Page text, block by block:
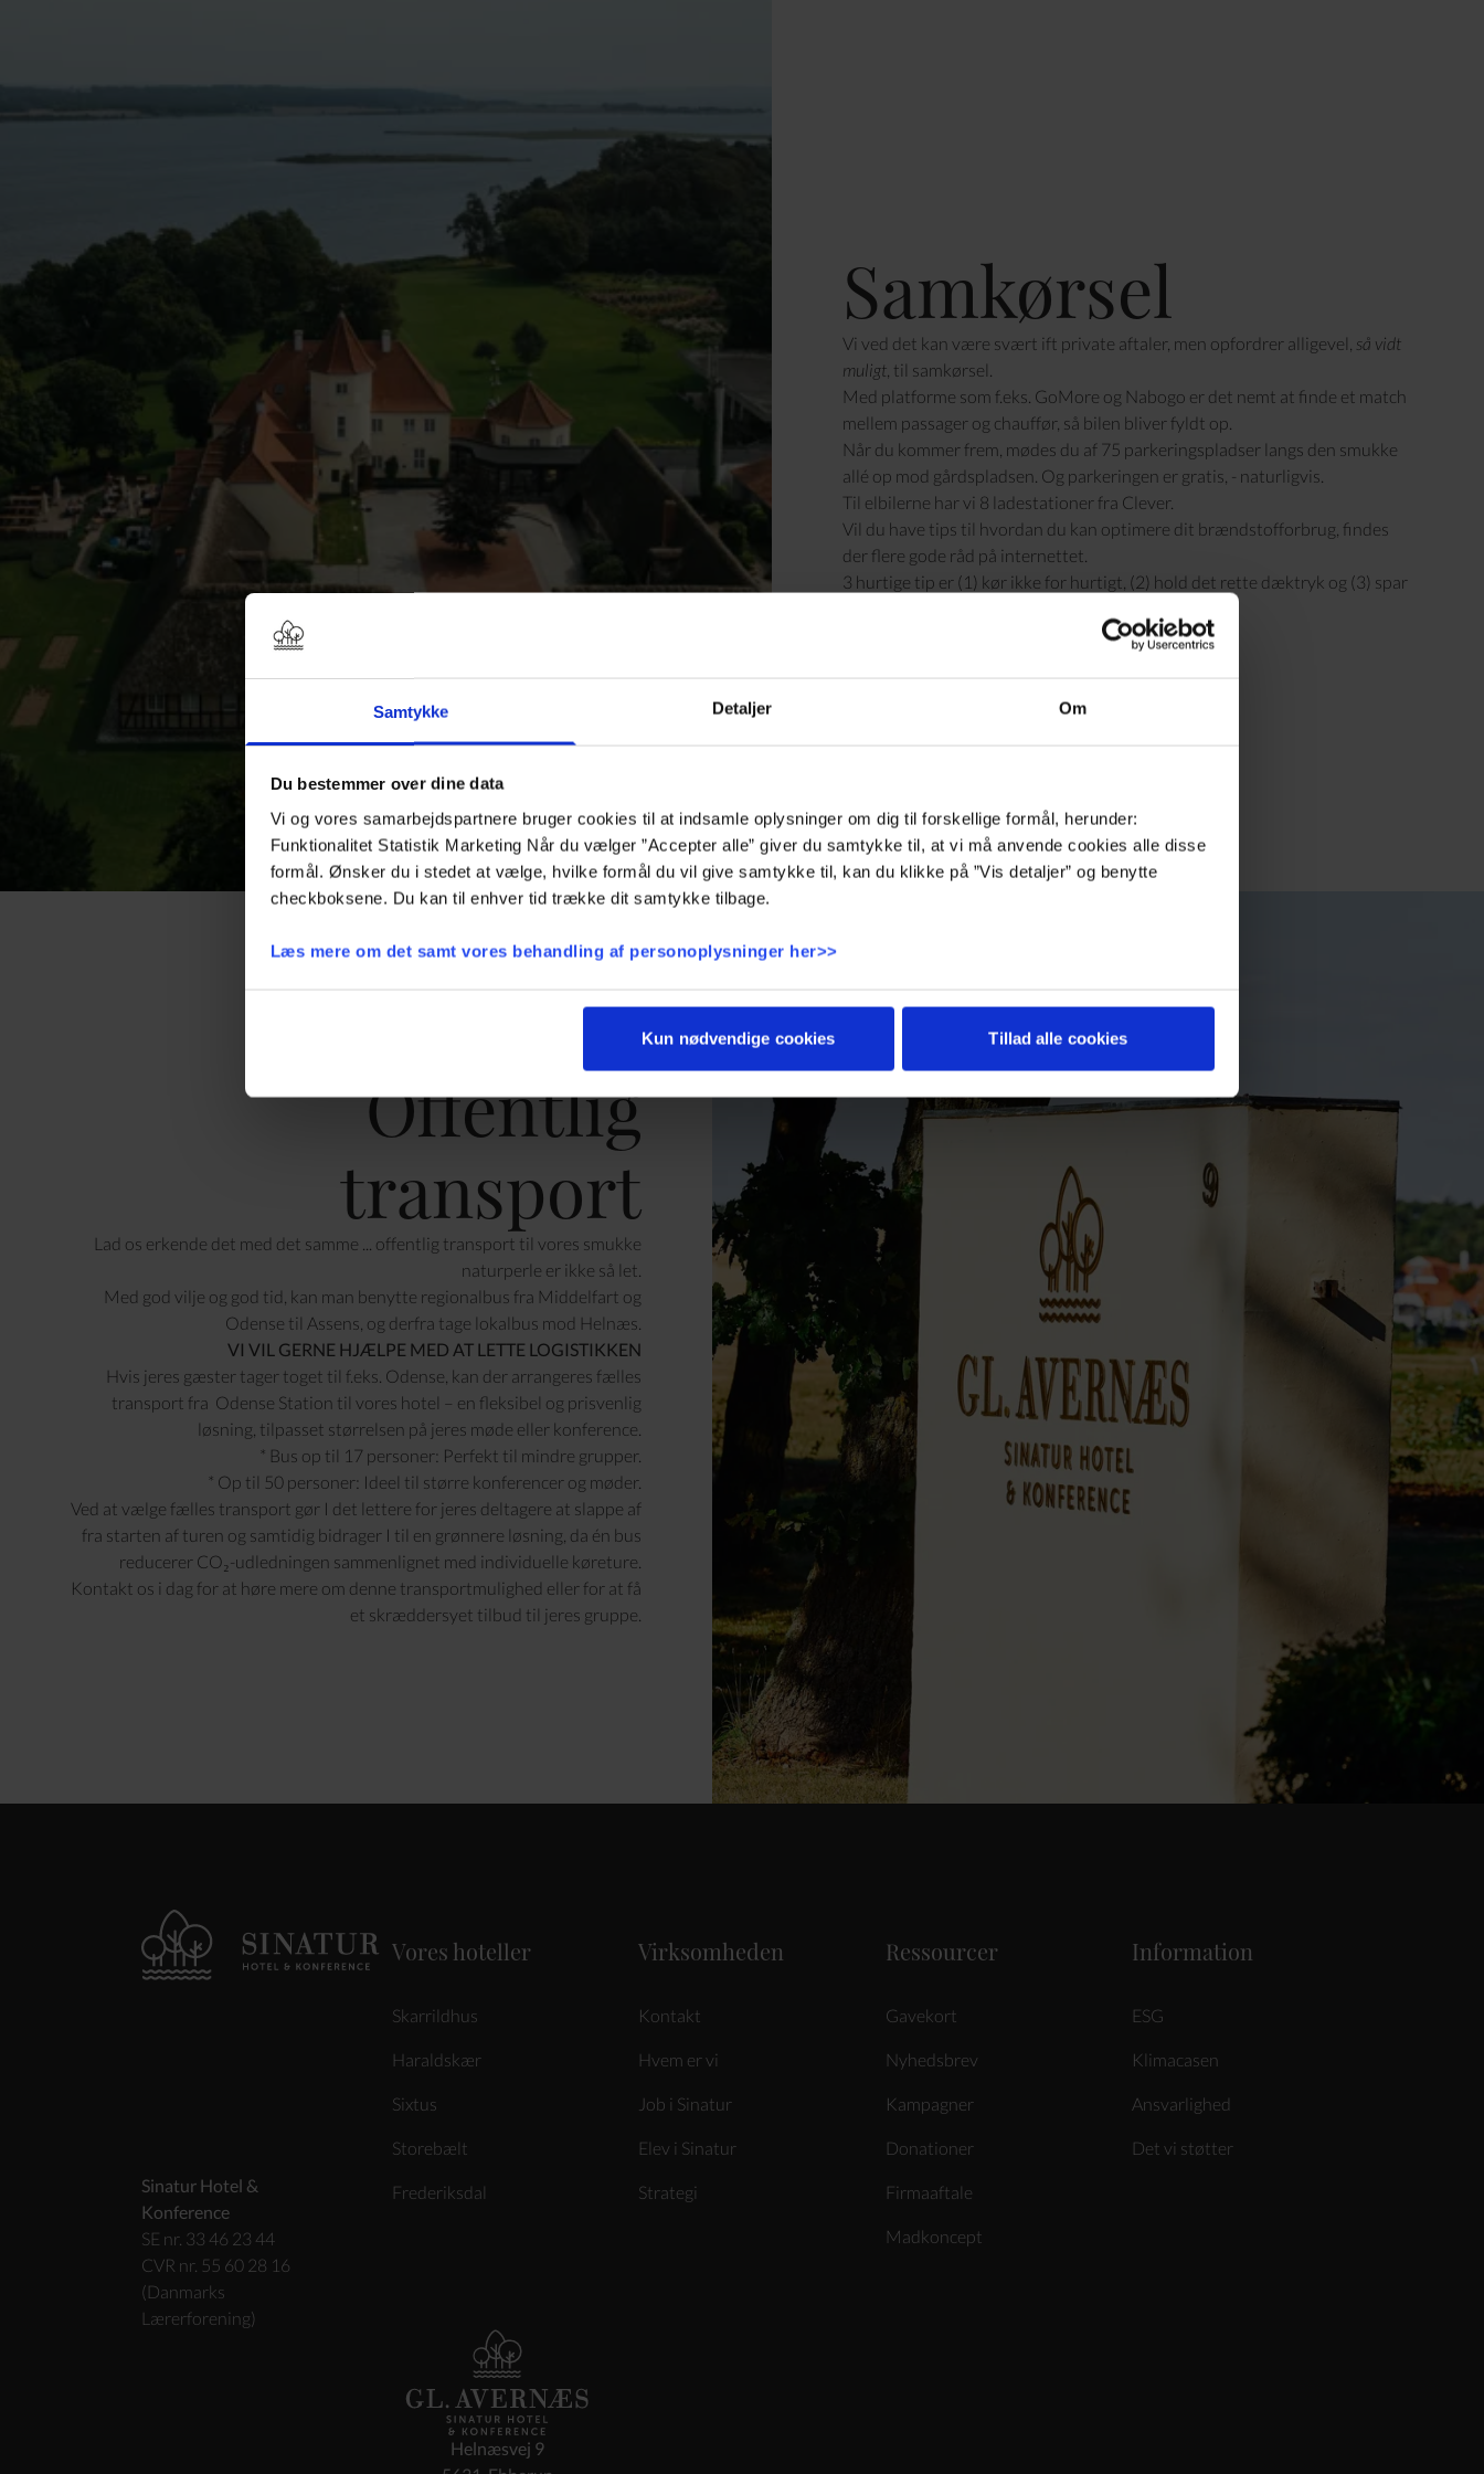
Samtykke Detaljer Om
Du bestemmer over dine data
Vi og vores samarbejdspartnere bruger cookies til at indsamle oplysninger om dig til forskellige formål, herunder:
Funktionalitet Statistik Marketing Når du vælger ”Accepter alle” giver du samtykke til, at vi må anvende cookies alle disse
formål. Ønsker du i stedet at vælge, hvilke formål du vil give samtykke til, kan du klikke på ”Vis detaljer” og benytte
checkboksene. Du kan til enhver tid trække dit samtykke tilbage.
Læs mere om det samt vores behandling af personoplysninger her>>
Kun nødvendige cookies Tillad alle cookies
Samkørsel
Vi ved det kan være svært ift private aftaler, men opfordrer alligevel, så vidt
muligt, til samkørsel.
Med platforme som f.eks. GoMore og Nabogo er det nemt at finde et match
mellem passager og chauffør, så bilen bliver fyldt op.
Når du kommer frem, mødes du af 75 parkeringspladser langs den smukke
allé op mod gårdspladsen. Og parkeringen er gratis, - naturligvis.
Til elbilerne har vi 8 ladestationer fra Clever.
Vil du have tips til hvordan du kan optimere dit brændstofforbrug, findes
der flere gode råd på internettet.
3 hurtige tip er (1) kør ikke for hurtigt, (2) hold det rette dæktryk og (3) spar
Offentlig
transport
Lad os erkende det med det samme ... offentlig transport til vores smukke
naturperle er ikke så let.
Med god vilje og god tid, kan man benytte regionalbus fra Middelfart og
Odense til Assens, og derfra tage lokalbus mod Helnæs.
VI VIL GERNE HJÆLPE MED AT LETTE LOGISTIKKEN
Hvis jeres gæster tager toget til f.eks. Odense, kan der arrangeres fælles
transport fra Odense Station til vores hotel – en fleksibel og prisvenlig
løsning, tilpasset størrelsen på jeres møde eller konference.
* Bus op til 17 personer: Perfekt til mindre grupper.
* Op til 50 personer: Ideel til større konferencer og møder.
Ved at vælge fælles transport gør I det lettere for jeres deltagere at slappe af
fra starten af turen og samtidig bidrager I til en grønnere løsning, da én bus
reducerer CO₂-udledningen sammenlignet med individuelle køreture.
Kontakt os i dag for at høre mere om denne transportmulighed eller for at få
et skræddersyet tilbud til jeres gruppe.
Sinatur Hotel &
Konference
SE nr. 33 46 23 44
CVR nr. 55 60 28 16
(Danmarks
Lærerforening)
Vores hoteller
Skarrildhus
Haraldskær
Sixtus
Storebælt
Frederiksdal
Virksomheden
Kontakt
Hvem er vi
Job i Sinatur
Elev i Sinatur
Strategi
Ressourcer
Gavekort
Nyhedsbrev
Kampagner
Donationer
Firmaaftale
Madkoncept
Information
ESG
Klimacasen
Ansvarlighed
Det vi støtter
Helnæsvej 9